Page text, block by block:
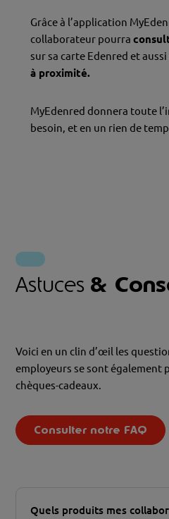
Grâce à l’application
collaborateur pourra
sur sa carte Edenred et aussi
à proximité.
MyEdenred donnera toute
besoin, et en un rien de
Astuces&
Voici en un clin d’œil les
employeurs se sont également
chèques-cadeaux.
Consulter notre FAQ
Quels produits mes